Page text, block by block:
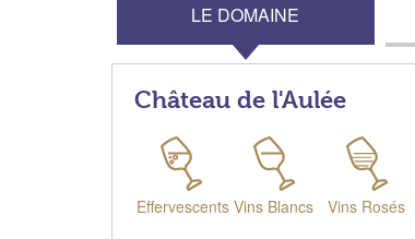
LE DOMAINE
Château de l'Aulée
Effervescents Vins Blancs Vins Rosés